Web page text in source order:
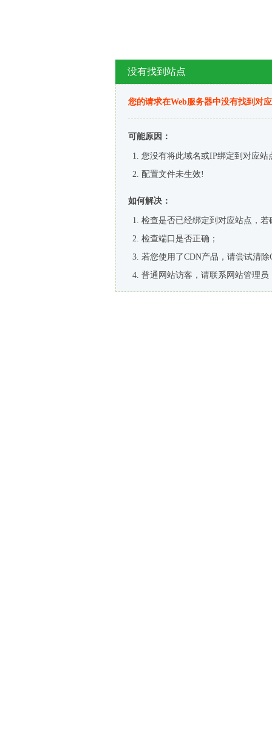
没有找到站点
您的请求在Web服务器中没有找到对
可能原因：
您没有将此域名或IP绑定到对应站
配置文件未生效!
如何解决：
检查是否已经绑定到对应站点，
检查端口是否正确；
若您使用了CDN产品，请尝试清除
普通网站访客，请联系网站管理员